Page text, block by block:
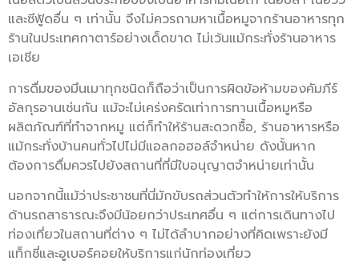
และซีฟู้ดอื่น ๆ เท่านั้น จึงไม่ควรถามหาเนื้อหมูจากร้านอาหารทุก
ร้านในประเทศกาตาร์อย่างเด็ดขาด ไม่เว้นแม้กระทั่งร้านอาหาร
เอเชีย
การดื่มของมึนเมาทุกชนิดก็ถือว่าเป็นการผิดข้อห้ามของคัมภีร์
อัลกุรอานเช่นกัน แม้จะไม่เคร่งครัดเท่าการทานเนื้อหมูหรือ
ผลิตภัณฑ์ที่ทำจากหมู แต่ก็ทำให้ร้านสะดวกซื้อ, ร้านอาหารหรือ
แม้กระทั่งบ้านคนทั่วไปไม่มีแอลกอฮอล์จำหน่าย ดังนั้นหาก
ต้องการดื่มควรไปยังสถานที่ที่มีใบอนุญาตจำหน่ายเท่านั้น
นอกจากนี้แม้ว่าประชาชนที่นี่มักขับรถส่วนตัวทำให้การให้บริการ
ด้านรถสาธารณะจึงมีน้อยกว่าประเทศอื่น ๆ แต่การเดินทางไป
ท่องเที่ยวในสถานที่ต่าง ๆ ไม่ได้ลำบากอย่างที่คิดเพราะยังมี
แท็กซี่และอูเบอร์คอยให้บริการแก่นักท่องเที่ยว